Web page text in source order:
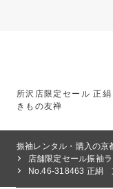
所沢店限定セール 正
きもの友禅
振袖レンタル・購入の京
店舗限定セール振袖
No.46-318463 正絹